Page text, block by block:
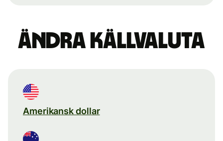
Ändra källvaluta
Amerikansk dollar